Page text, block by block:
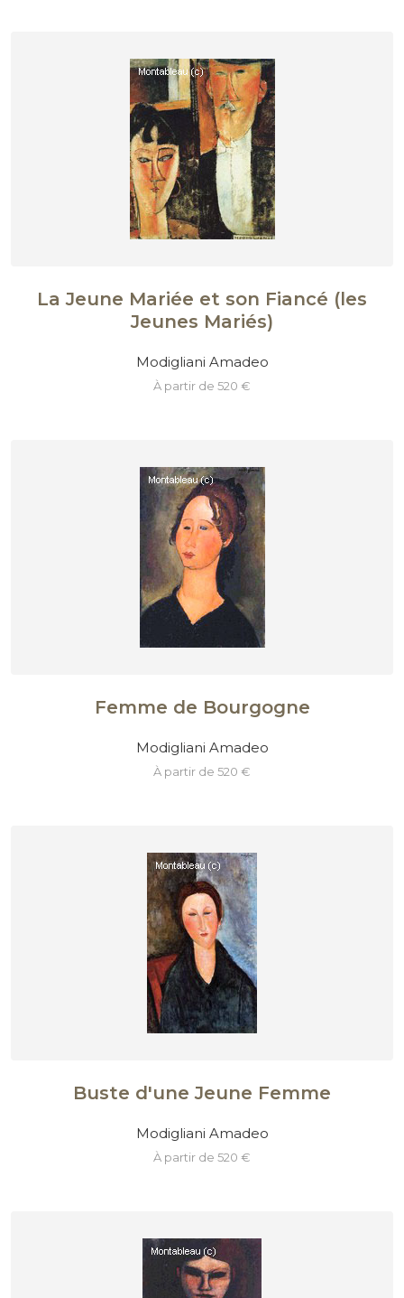
La Jeune Mariée et son Fiancé (les
Jeunes Mariés)
Modigliani Amadeo
à partir de 520 €
Femme de Bourgogne
Modigliani Amadeo
à partir de 520 €
Buste d'une Jeune Femme
Modigliani Amadeo
à partir de 520 €